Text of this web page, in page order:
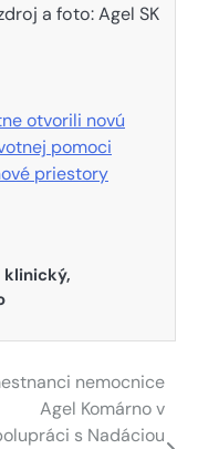
a foto: Agel SK
otvorili novú
pomoci
priestory
klinický,
nemocnice
Agel Komárno v
s Nadáciou